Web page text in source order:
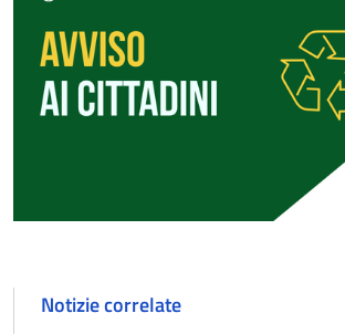
Notizie correlate